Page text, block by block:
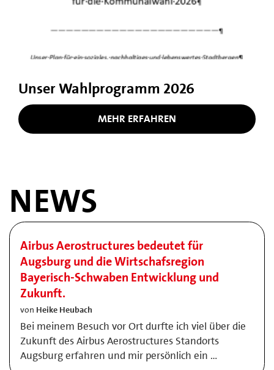
Unser Wahlprogramm 2026
MEHR ERFAHREN
NEWS
Airbus Aerostructures bedeutet für
Augsburg und die Wirtschafsregion
Bayerisch-Schwaben Entwicklung und
Zukunft.
von Heike Heubach
Bei meinem Besuch vor Ort durfte ich viel über die
Zukunft des Airbus Aerostructures Standorts
Augsburg erfahren und mir persönlich ein …